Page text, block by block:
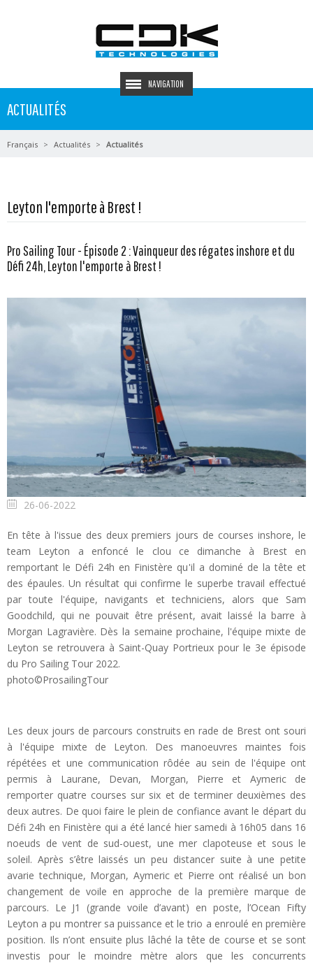
NAVIGATION
ACTUALITÉS
Français Actualités Actualités
Leyton l'emporte à Brest !
Pro Sailing Tour - Épisode 2 : Vainqueur des régates inshore et du
Défi 24h, Leyton l'emporte à Brest !
26-06-2022
En tête à l'issue des deux premiers jours de courses inshore, le
team Leyton a enfoncé le clou ce dimanche à Brest en
remportant le Défi 24h en Finistère qu'il a dominé de la tête et
des épaules. Un résultat qui confirme le superbe travail effectué
par toute l'équipe, navigants et techniciens, alors que Sam
Goodchild, qui ne pouvait être présent, avait laissé la barre à
Morgan Lagravière. Dès la semaine prochaine, l'équipe mixte de
Leyton se retrouvera à Saint-Quay Portrieux pour le 3e épisode
du Pro Sailing Tour 2022.
photo©ProsailingTour
Les deux jours de parcours construits en rade de Brest ont souri
à l'équipe mixte de Leyton. Des manoeuvres maintes fois
répétées et une communication rôdée au sein de l'équipe ont
permis à Laurane, Devan, Morgan, Pierre et Aymeric de
remporter quatre courses sur six et de terminer deuxièmes des
deux autres. De quoi faire le plein de confiance avant le départ du
Défi 24h en Finistère qui a été lancé hier samedi à 16h05 dans 16
noeuds de vent de sud-ouest, une mer clapoteuse et sous le
soleil. Après s’être laissés un peu distancer suite à une petite
avarie technique, Morgan, Aymeric et Pierre ont réalisé un bon
changement de voile en approche de la première marque de
parcours. Le J1 (grande voile d’avant) en poste, l’Ocean Fifty
Leyton a pu montrer sa puissance et le trio a enroulé en première
position. Ils n’ont ensuite plus lâché la tête de course et se sont
investis pour le moindre mètre alors que les concurrents